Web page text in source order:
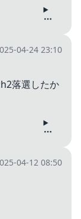
04-24 23:10
落選したか
04-12 08:50